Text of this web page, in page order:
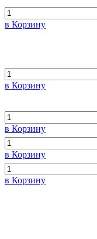
в Корзину
в Корзину
в Корзину
в Корзину
в Корзину